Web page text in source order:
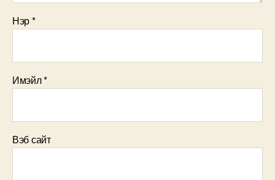
Нэр*
Имэйл*
Вэб сайт